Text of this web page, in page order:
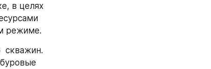
в целях
режиме.
скважин.